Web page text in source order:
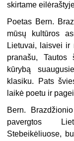
skirtame
Poetas Bern.
mūsų kultūros
Lietuvai, laisvei ir
pranašu, Tautos
kūrybą
klasiku. Pats
laikė poetu ir
Bern.
pavergtos
Stebeikėliuose,